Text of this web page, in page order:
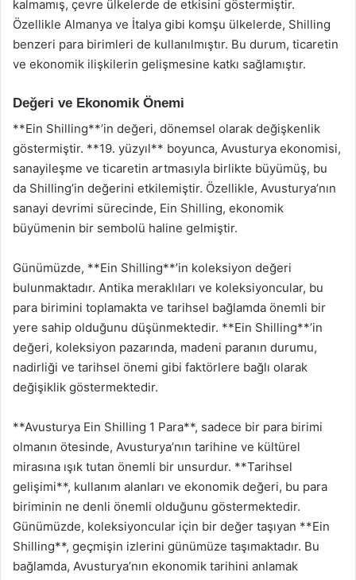
kalmamış, çevre ülkelerde de etkisini göstermiştir.
Özellikle Almanya ve İtalya gibi komşu ülkelerde, Shilling
benzeri para birimleri de kullanılmıştır. Bu durum, ticaretin
ve ekonomik ilişkilerin gelişmesine katkı sağlamıştır.
Değeri ve Ekonomik Önemi
**Ein Shilling**’in değeri, dönemsel olarak değişkenlik
göstermiştir. **19. yüzyıl** boyunca, Avusturya ekonomisi,
sanayileşme ve ticaretin artmasıyla birlikte büyümüş, bu
da Shilling’in değerini etkilemiştir. Özellikle, Avusturya’nın
sanayi devrimi sürecinde, Ein Shilling, ekonomik
büyümenin bir sembolü haline gelmiştir.
Günümüzde, **Ein Shilling**’in koleksiyon değeri
bulunmaktadır. Antika meraklıları ve koleksiyoncular, bu
para birimini toplamakta ve tarihsel bağlamda önemli bir
yere sahip olduğunu düşünmektedir. **Ein Shilling**’in
değeri, koleksiyon pazarında, madeni paranın durumu,
nadirliği ve tarihsel önemi gibi faktörlere bağlı olarak
değişiklik göstermektedir.
**Avusturya Ein Shilling 1 Para**, sadece bir para birimi
olmanın ötesinde, Avusturya’nın tarihine ve kültürel
mirasına ışık tutan önemli bir unsurdur. **Tarihsel
gelişimi**, kullanım alanları ve ekonomik değeri, bu para
biriminin ne denli önemli olduğunu göstermektedir.
Günümüzde, koleksiyoncular için bir değer taşıyan **Ein
Shilling**, geçmişin izlerini günümüze taşımaktadır. Bu
bağlamda, Avusturya’nın ekonomik tarihini anlamak